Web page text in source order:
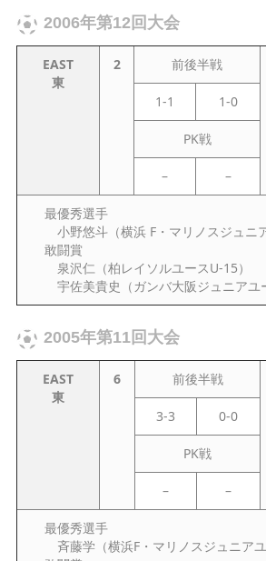
2006年第12回大会
EAST
東
2 前後半戦
1-1
1-0
PK戦
– –
最優秀選手
小野悠斗（横浜 F・マリノスジュニ
敢闘賞
泉沢仁（柏レイソルユースU-15）
宇佐美貴史（ガンバ大阪ジュニアユ
2005年第11回大会
EAST
東
6 前後半戦
3-3
0-0
PK戦
– –
最優秀選手
斉藤学（横浜F・マリノスジュニア